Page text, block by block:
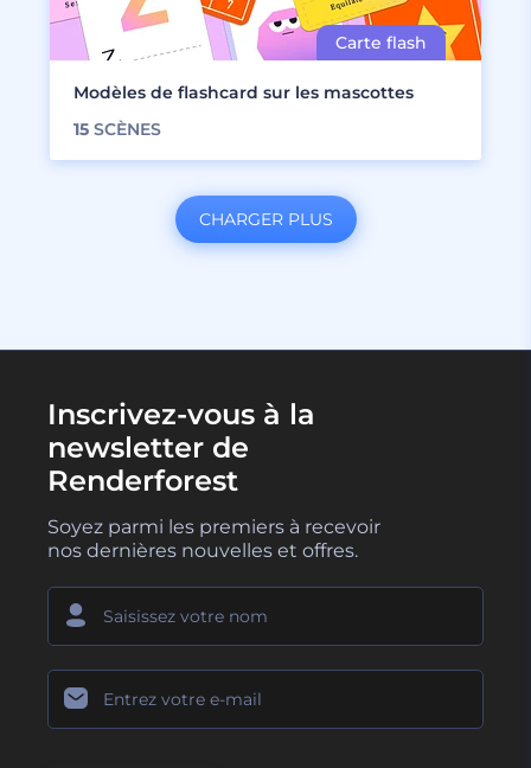
Modèles de flashcard sur les mascottes
15 SCÈNES
CHARGER PLUS
Inscrivez-vous à la
newsletter de
Renderforest
Soyez parmi les premiers à recevoir
nos dernières nouvelles et offres.